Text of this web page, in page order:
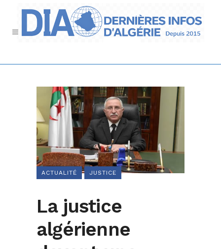
ACTUALITÉ JUSTICE
La justice
algérienne